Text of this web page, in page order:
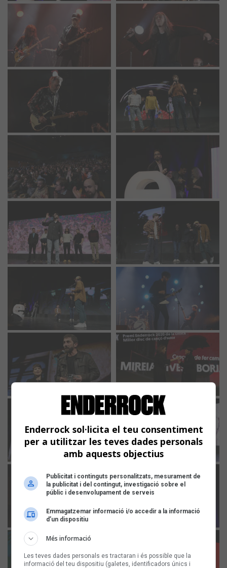
Enderrock sol·licita el teu consentiment
per a utilitzar les teves dades personals
amb aquests objectius
Publicitat i continguts personalitzats, mesurament de
la publicitat i del contingut, investigació sobre el
públic i desenvolupament de serveis
Emmagatzemar informació i/o accedir a la informació
d’un dispositiu
Més informació
Les teves dades personals es tractaran i és possible que la
informació del teu dispositiu (galetes, identificadors únics i